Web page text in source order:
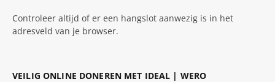
Controleer altijd of er een hangslot aanwezig is in het
adresveld van je browser.
VEILIG ONLINE DONEREN MET IDEAL | WERO